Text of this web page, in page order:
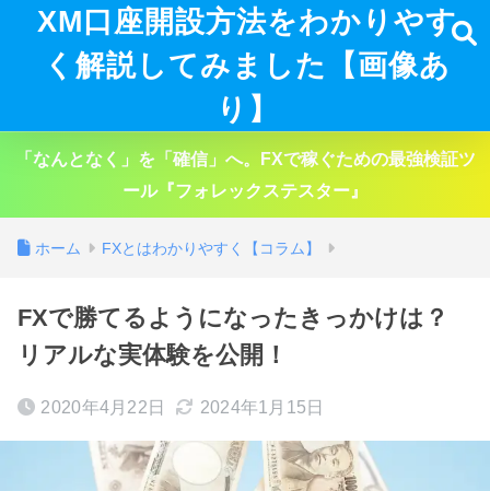
XM口座開設方法をわかりやす
く解説してみました【画像あ
り】
「なんとなく」を「確信」へ。FXで稼ぐための最強検証ツ
ール『フォレックステスター』
ホーム FXとはわかりやすく【コラム】
FXで勝てるようになったきっかけは？
リアルな実体験を公開！
2020年4月22日 2024年1月15日